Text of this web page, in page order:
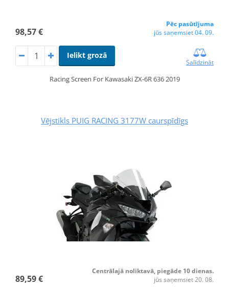
98,57 €
Pēc pasūtījuma
jūs saņemsiet 04. 09.
Ielikt grozā
Salīdzināt
Racing Screen For Kawasaki ZX-6R 636 2019
Vējstikls PUIG RACING 3177W caurspīdīgs
89,59 €
Centrālajā noliktavā, piegāde 10 dienas.
jūs saņemsiet 20. 08.